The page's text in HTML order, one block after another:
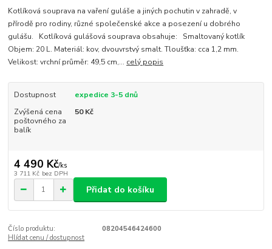
Kotlíková souprava na vaření guláše a jiných pochutin v zahradě, v
přírodě pro rodiny, různé společenské akce a posezení u dobrého
gulášu. Kotlíková gulášová souprava obsahuje: Smaltovaný kotlík
Objem: 20 L. Materiál: kov, dvouvrstvý smalt. Tloušťka: cca 1,2 mm.
Velikost: vrchní průměr: 49,5 cm,... celý popis
Dostupnost
expedice 3-5 dnů
Zvýšená cena
poštovného za
balík
50 Kč
4 490 Kč/ks
3 711 Kč bez DPH
Přidat do košíku
Číslo produktu:
08204546424600
Hlídat cenu / dostupnost